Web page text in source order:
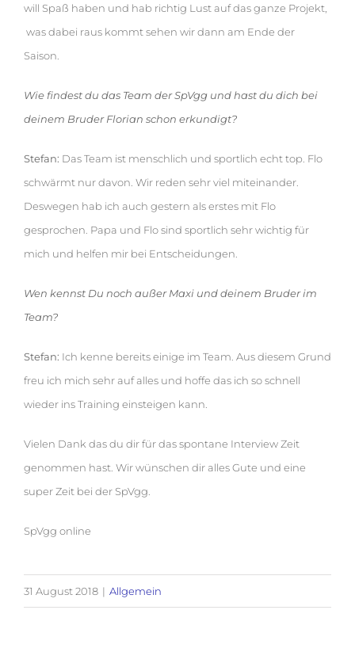
will Spaß haben und hab richtig Lust auf das ganze Projekt,
was dabei raus kommt sehen wir dann am Ende der
Saison.
Wie findest du das Team der SpVgg und hast du dich bei
deinem Bruder Florian schon erkundigt?
Stefan: Das Team ist menschlich und sportlich echt top. Flo
schwärmt nur davon. Wir reden sehr viel miteinander.
Deswegen hab ich auch gestern als erstes mit Flo
gesprochen. Papa und Flo sind sportlich sehr wichtig für
mich und helfen mir bei Entscheidungen.
Wen kennst Du noch außer Maxi und deinem Bruder im
Team?
Stefan: Ich kenne bereits einige im Team. Aus diesem Grund
freu ich mich sehr auf alles und hoffe das ich so schnell
wieder ins Training einsteigen kann.
Vielen Dank das du dir für das spontane Interview Zeit
genommen hast. Wir wünschen dir alles Gute und eine
super Zeit bei der SpVgg.
SpVgg online
31 August 2018 | Allgemein